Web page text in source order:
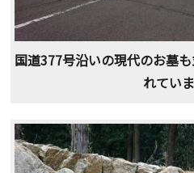
国道377号沿いの現代のお墓
れていま